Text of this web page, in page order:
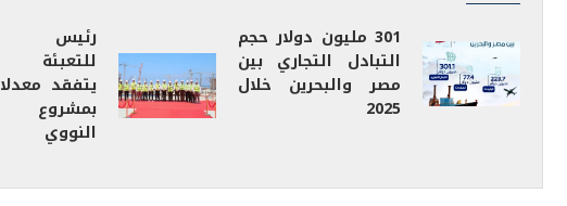
301 مليون دولار حجم
التبادل التجاري بين
مصر والبحرين خلال
2025
رئيس
للتعبئة
يتفقد
بمشروع
النووي